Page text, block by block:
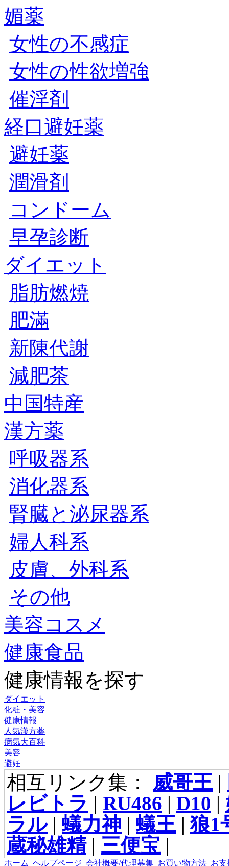
媚薬
女性の不感症
女性の性欲増強
催淫剤
経口避妊薬
避妊薬
潤滑剤
コンドーム
早孕診断
ダイエット
脂肪燃焼
肥滿
新陳代謝
減肥茶
中国特産
漢方薬
呼吸器系
消化器系
腎臓と泌尿器系
婦人科系
皮膚、外科系
その他
美容コスメ
健康食品
健康情報を探す
ダイエット
化粧・美容
健康情報
人気漢方薬
病気大百科
美容
避妊
相互リンク集： 威哥王|
レビトラ | RU486 | D10 |
ラル| 蟻力神 | 蟻王|狼1
蔵秘雄精| 三便宝 |
ホーム ヘルプページ 会社概要/代理募集 お買い物方法 お支